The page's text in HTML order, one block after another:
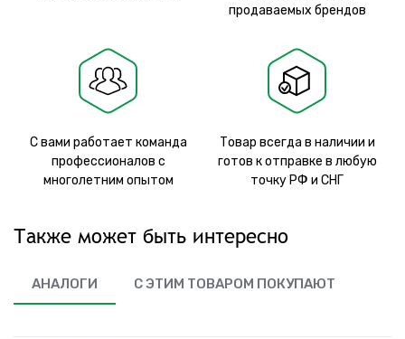
продаваемых брендов
С вами работает команда
профессионалов с
многолетним опытом
Товар всегда в наличии и
готов к отправке в любую
точку РФ и СНГ
Также может быть интересно
АНАЛОГИ С ЭТИМ ТОВАРОМ ПОКУПАЮТ